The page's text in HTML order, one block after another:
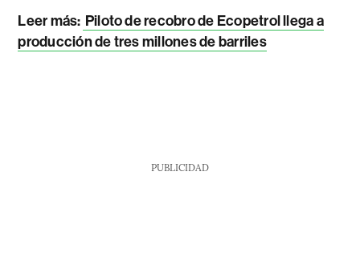
Leer más: Piloto de recobro de Ecopetrol llega a
producción de tres millones de barriles
PUBLICIDAD